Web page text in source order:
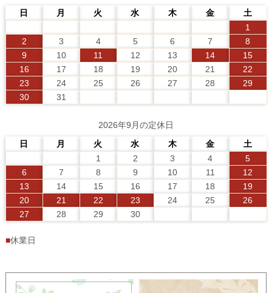
日
月 火 水 木 金
土
1
2
3 4 5 6 7
8
9
10 11 12 13 14
15
16
17 18 19 20 21
22
23
24 25 26 27 28
29
30
31
2026年9月の定休日
日
月 火 水 木 金
土
1
2 3 4
5
6
7 8 9 10 11
12
13
14 15 16 17 18
19
20
21 22 23 24 25
26
27
28 29 30
■休業日